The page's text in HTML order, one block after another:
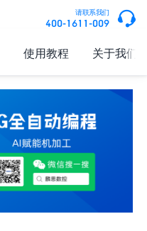
请联系我们
400-1611-009 
使用教程 关于我们